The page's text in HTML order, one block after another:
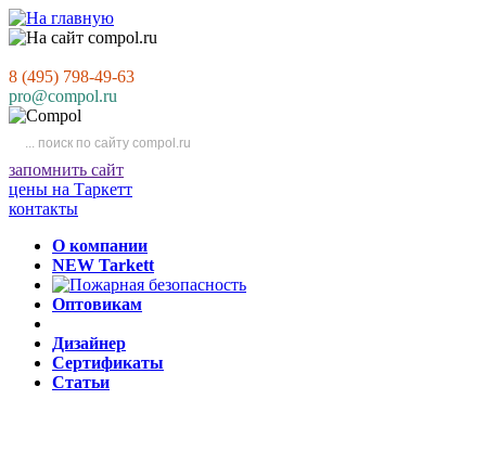
8 (495) 798-49-63
pro@compol.ru
запомнить сайт
цены на Таркетт
контакты
О компании
NEW Tarkett
Оптовикам
Дизайнер
Сертификаты
Статьи